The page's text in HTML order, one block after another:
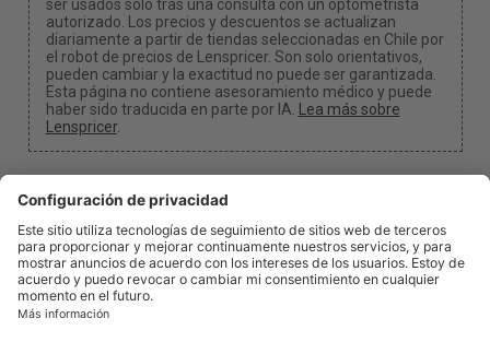
ser usados solo tras una consulta con un optometrista
autorizado. Los precios y descuentos se actualizan
diariamente a partir de tiendas seleccionadas en Chile por
el robot de precios de Lenspricer. Son solo orientativos,
pueden cambiar y la exactitud no puede ser garantizada.
Esta página no contiene asesoramiento médico y puede
haber sido traducida en parte por IA. Lea más sobre
Lenspricer.
Configuración de cookies
Podemos recibir una comisión si usa uno de nuestros